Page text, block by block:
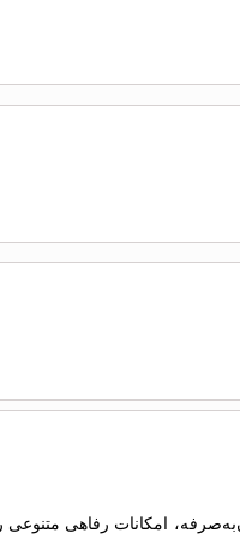
امکانات رفاهی متنوعی